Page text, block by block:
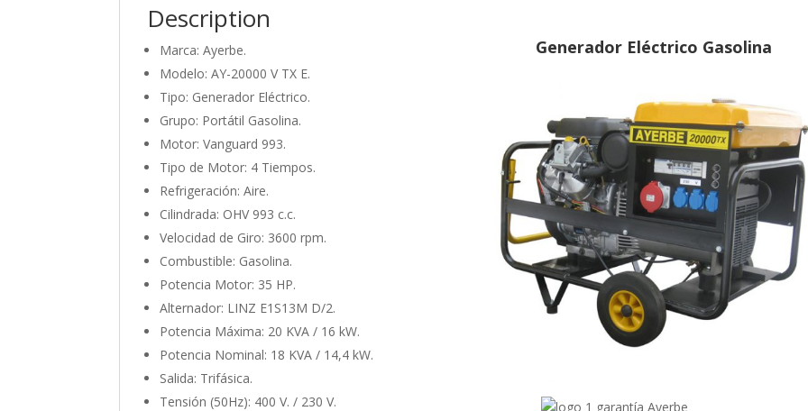
Description
Marca: Ayerbe.
Modelo: AY-20000 V TX E.
Tipo: Generador Eléctrico.
Grupo: Portátil Gasolina.
Motor: Vanguard 993.
Tipo de Motor: 4 Tiempos.
Refrigeración: Aire.
Cilindrada: OHV 993 c.c.
Velocidad de Giro: 3600 rpm.
Combustible: Gasolina.
Potencia Motor: 35 HP.
Alternador: LINZ E1S13M D/2.
Potencia Máxima: 20 KVA / 16 kW.
Potencia Nominal: 18 KVA / 14,4 kW.
Salida: Trifásica.
Tensión (50Hz): 400 V. / 230 V.
Generador Eléctrico Gasolina